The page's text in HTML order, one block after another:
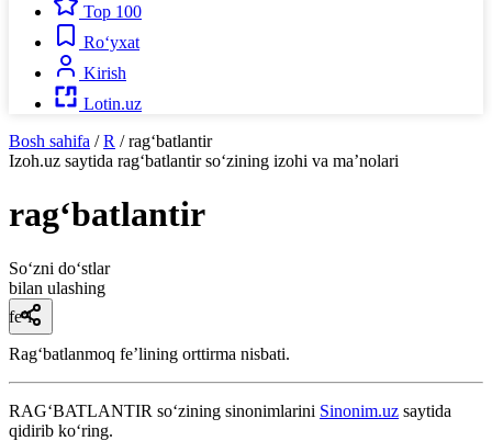
Top 100
Ro‘yxat
Kirish
Lotin.uz
Bosh sahifa / R / rag‘batlantir
Izoh.uz saytida rag‘batlantirso‘zining izohi va ma’nolari
rag‘batlantir
So‘zni do‘stlar
bilan ulashing
fe’l
Ragʻbatlanmoq feʼlining orttirma nisbati.
RAG‘BATLANTIR so‘zining sinonimlarini Sinonim.uz saytida
qidirib ko‘ring.